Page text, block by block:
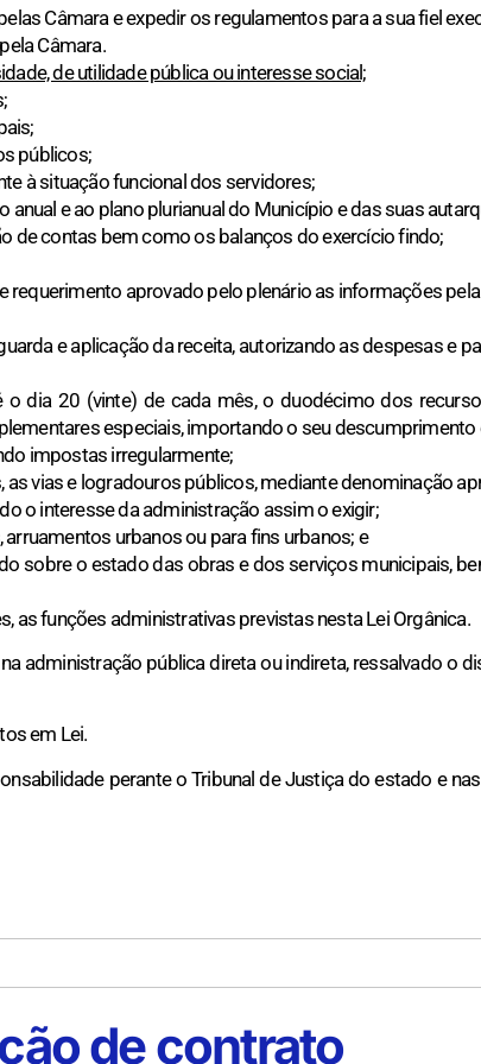
Câmara e expedir os regulamentos para a sua fiel
Câmara.
de utilidade pública ou interesse social;
públicos;
à situação funcional dos servidores;
e ao plano plurianual do Município e das suas
de contas bem como os balanços do exercício findo;
requerimento aprovado pelo plenário as informações
e aplicação da receita, autorizando as despesas e
dia 20 (vinte) de cada mês, o duodécimo dos
especiais, importando o seu
impostas irregularmente;
vias e logradouros públicos, mediante denominação
o interesse da administração assim o exigir;
urbanos ou para fins urbanos; e
sobre o estado das obras e dos serviços municipais,
as funções administrativas previstas nesta Lei Orgânica.
administração pública direta ou indireta, ressalvado o
em Lei.
perante o Tribunal de Justiça do estado e
de contrato